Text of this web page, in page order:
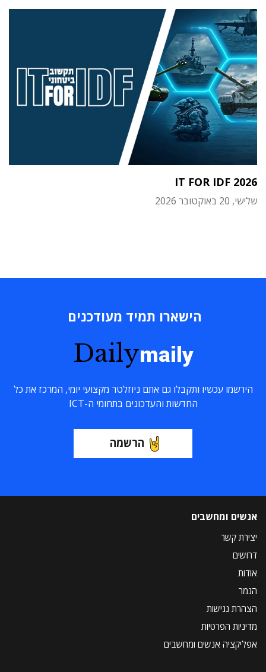
IT FOR IDF 2026
שלישי, 20 באוקטובר 2026
הישארו תמיד מעודכנים
Dailymaily
הירשמו עכשיו ותקבלו גם אתם ניוזלטר מקצועי יומי, המרכז את כל
החדשות והעדכונים בתחומי ה-ICT
הרשמה
אנשים ומחשבים
יצירת קשר
דרושים
אודות
הנמר
הצהרת נגישות
מדיניות הפרטיות
אפליקציה אנשים ומחשבים